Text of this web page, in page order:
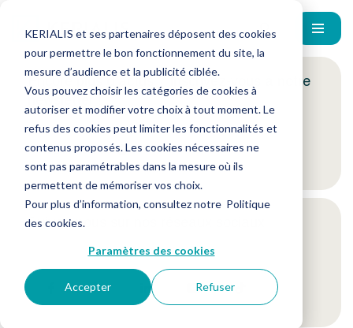
KERIALIS et ses partenaires déposent des cookies
pour permettre le bon fonctionnement du site, la
mesure d’audience et la publicité ciblée.
Vous pouvez choisir les catégories de cookies à
autoriser et modifier votre choix à tout moment. Le
refus des cookies peut limiter les fonctionnalités et
contenus proposés. Les cookies nécessaires ne
sont pas paramétrables dans la mesure où ils
permettent de mémoriser vos choix.
Pour plus d’information, consultez notre Politique
des cookies.
Paramètres des cookies
Accepter Refuser
Encore plus d'actus ? Inscrivez-vous à notre
newsletter !
Je m'inscris
Suivez-nous sur nos réseaux sociaux